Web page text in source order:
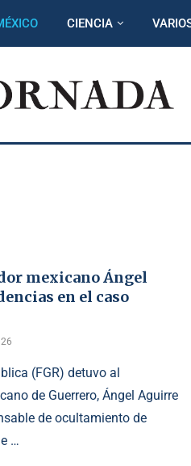
CIENCIA
mexicano Ángel
en el caso
(FGR) detuvo al
de Guerrero, Ángel Aguirre
de ocultamiento de
…